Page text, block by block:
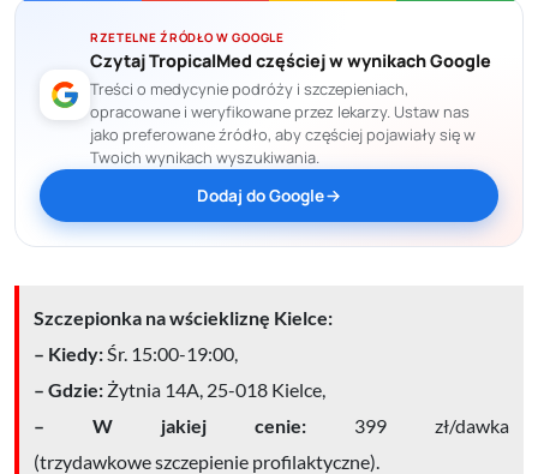
RZETELNE ŹRÓDŁO W GOOGLE
Czytaj TropicalMed częściej w wynikach Google
Treści o medycynie podróży i szczepieniach,
opracowane i weryfikowane przez lekarzy. Ustaw nas
jako preferowane źródło, aby częściej pojawiały się w
Twoich wynikach wyszukiwania.
Dodaj do Google
Szczepionka na wściekliznę Kielce:
– Kiedy:Śr. 15:00-19:00,
– Gdzie: Żytnia 14A, 25-018 Kielce,
– W jakiej cenie: 399 zł/dawka
(trzydawkoweszczepienie profilaktyczne).